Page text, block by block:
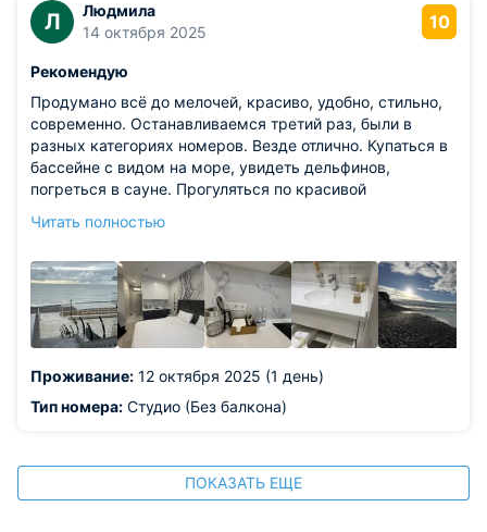
Л
Людмила
14 октября 2025
10
Рекомендую
Продумано всё до мелочей, красиво, удобно, стильно,
современно. Останавливаемся третий раз, были в
разных категориях номеров. Везде отлично. Купаться в
бассейне с видом на море, увидеть дельфинов,
погреться в сауне. Прогуляться по красивой
бассейна. В дождь предоставили гостевой зонт.Спасибо
комплиментарное ранее заселение. (номер был готов)
Мы довольны, спасибо за отдых.
Читать полностью
Проживание: 12 октября 2025 (1 день)
Тип номера: Студио (Без балкона)
ПОКАЗАТЬ ЕЩЕ